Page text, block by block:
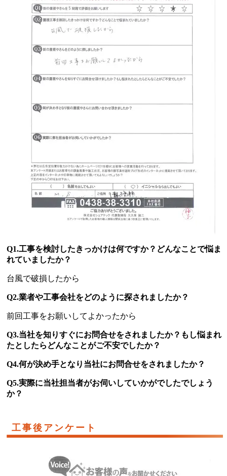
Q1.工事を検討したきっかけは何ですか？どんなことで悩ま
れていましたか？
台風で破損したから
Q2.業者や工事会社をどのように探されましたか？
前回工事をお願いしてよかったから
Q3.当社を知りすぐにお問合せをされましたか？もし悩まれ
たとしたらどんなことがご不安でしたか？
Q4.何が決め手となり当社にお問合せをされましたか？
Q5.実際に当社担当者がお伺いしていかがでしたでしょう
か？
工事後アンケート